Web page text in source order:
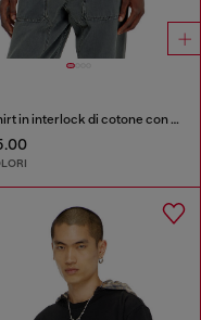
T-shirt in interlock di cotone con ricamo logo